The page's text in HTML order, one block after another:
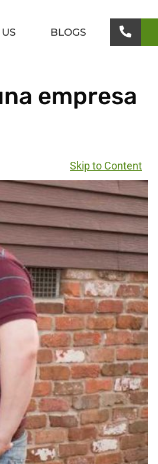
BLOGS
empresa
Skip to Content